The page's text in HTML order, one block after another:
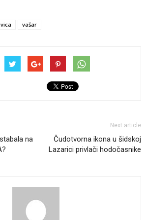
vašar
na
Next article
Čudotvorna ikona u šidskoj
Lazarici privlači hodočasnike